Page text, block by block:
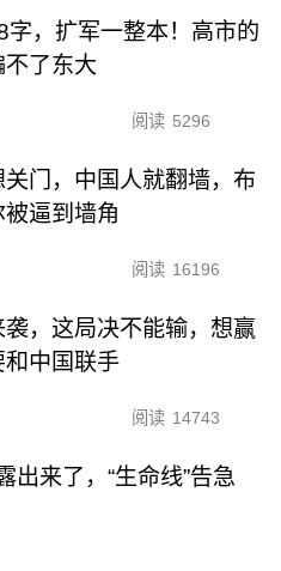
字，扩军一整本！高市的
不了东大
阅读 5296
关门，中国人就翻墙，布
被逼到墙角
阅读 16196
袭，这局决不能输，想赢
和中国联手
阅读 14743
出来了，“生命线”告急